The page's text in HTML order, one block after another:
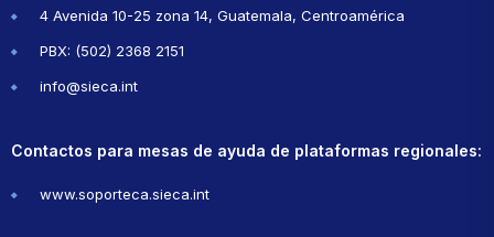
4 Avenida 10-25 zona 14, Guatemala, Centroamérica
PBX: (502) 2368 2151
info@sieca.int
Contactos para mesas de ayuda de plataformas regionales:
www.soporteca.sieca.int